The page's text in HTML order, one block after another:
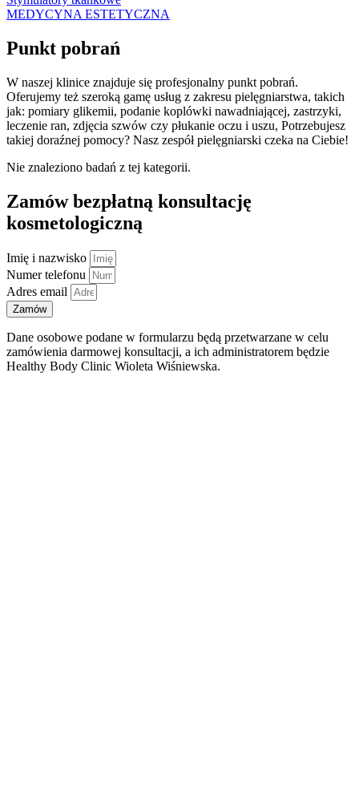
MEDYCYNA ESTETYCZNA
Punkt pobrań
W naszej klinice znajduje się profesjonalny punkt pobrań.
Oferujemy też szeroką gamę usług z zakresu pielęgniarstwa, takich
jak: pomiary glikemii, podanie koplówki nawadniającej, zastrzyki,
leczenie ran, zdjęcia szwów czy płukanie oczu i uszu, Potrzebujesz
takiej doraźnej pomocy? Nasz zespół pielęgniarski czeka na Ciebie!
Nie znaleziono badań z tej kategorii.
Zamów bezpłatną konsultację
kosmetologiczną
Imię i nazwisko
Numer telefonu
Adres email
Zamów
Dane osobowe podane w formularzu będą przetwarzane w celu
zamówienia darmowej konsultacji, a ich administratorem będzie
Healthy Body Clinic Wioleta Wiśniewska.